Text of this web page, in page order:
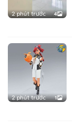
2 phút trước 4
2 phút trước 1